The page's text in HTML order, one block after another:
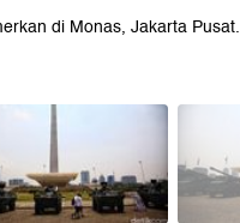
di Monas, Jakarta Pusat.